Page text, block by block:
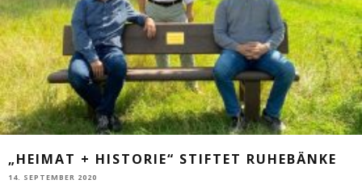
„HEIMAT + HISTORIE“ STIFTET RUHEBÄNKE
14. SEPTEMBER 2020